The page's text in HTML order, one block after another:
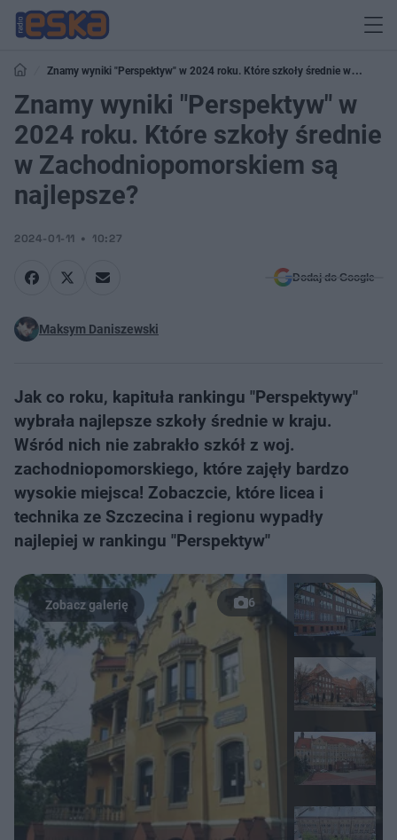
Znamy wyniki "Perspektyw" w 2024 roku. Które szkoły średnie w
Zachodniopomorskiem są najlepsze?
Znamy wyniki "Perspektyw" w
2024 roku. Które szkoły średnie
w Zachodniopomorskiem są
najlepsze?
2024-01-11 10:27
Dodaj do Google
Maksym Daniszewski
Jak co roku, kapituła rankingu "Perspektywy"
wybrała najlepsze szkoły średnie w kraju.
Wśród nich nie zabrakło szkół z woj.
zachodniopomorskiego, które zajęły bardzo
wysokie miejsca! Zobaczcie, które licea i
technika ze Szczecina i regionu wypadły
najlepiej w rankingu "Perspektyw"
6